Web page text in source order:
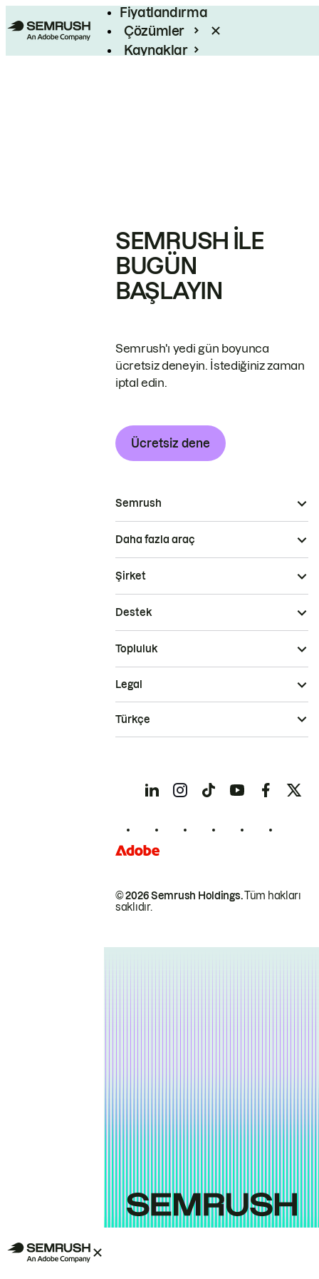
Fiyatlandırma
Çözümler
Kaynaklar
SEMRUSH ILE
BUGÜN
BAŞLAYIN
Semrush'ı yedi gün boyunca
ücretsiz deneyin. İstediğiniz zaman
iptal edin.
Ücretsiz dene
Semrush
Daha fazla araç
Şirket
Destek
Topluluk
© 2026 Semrush Holdings.Tüm hakları
saklıdır.
Legal
Türkçe